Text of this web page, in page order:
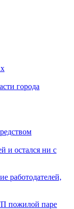
города
и остался ни с
работодателей,
пожилой паре